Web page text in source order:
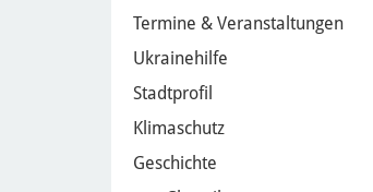
Termine & Veranstaltungen
Ukrainehilfe
Stadtprofil
Klimaschutz
Geschichte